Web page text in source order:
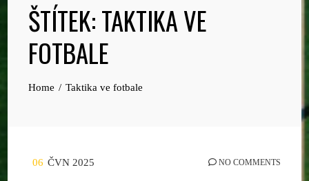
ŠTÍTEK:TAKTIKA VE
FOTBALE
Home Taktika ve fotbale
06 ČVN 2025 NO COMMENTS